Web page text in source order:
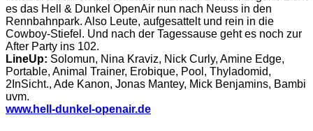
es das Hell & Dunkel OpenAir nun nach Neuss in den
Rennbahnpark. Also Leute, aufgesattelt und rein in die
Cowboy-Stiefel. Und nach der Tagessause geht es noch zur
After Party ins 102.
LineUp: Solomun, Nina Kraviz, Nick Curly, Amine Edge,
Portable, Animal Trainer, Erobique, Pool, Thyladomid,
2InSicht., Ade Kanon, Jonas Mantey, Mick Benjamins, Bambi
uvm.
www.hell-dunkel-openair.de